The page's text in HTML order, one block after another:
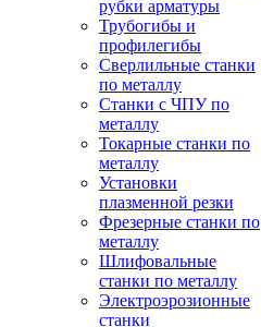
рубки арматуры
Трубогибы и
профилегибы
Сверлильные станки
по металлу
Станки с ЧПУ по
металлу
Токарные станки по
металлу
Установки
плазменной резки
Фрезерные станки по
металлу
Шлифовальные
станки по металлу
Электроэрозионные
станки